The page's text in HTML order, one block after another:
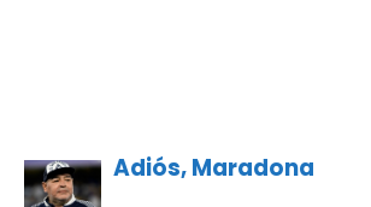
Adiós, Maradona